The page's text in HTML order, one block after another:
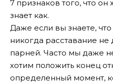
7 признаков того, что он
знает как.
Даже если вы знаете,
никогда расставание не
парней. Часто мы даже
хотим положить конец
определенный момент,